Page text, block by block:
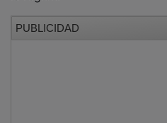
PUBLICIDAD